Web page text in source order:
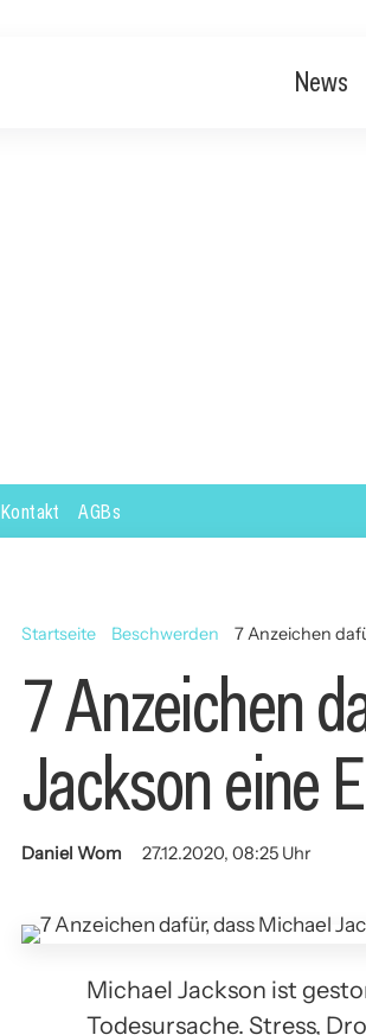
News
Kontakt AGBs
Startseite Beschwerden 7 Anzeichen
7 Anzeichen
Jackson eine
Daniel Wom 27.12.2020, 08:25 Uhr
Michael Jackson ist
Todesursache. Stress,